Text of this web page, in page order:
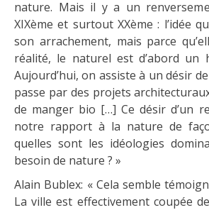
nature. Mais il y a un
XIXème et surtout XXème : l’idée
son arrachement, mais parce
réalité, le naturel est d’abord
Aujourd’hui, on assiste à un désir
passe par des projets
de manger bio […] Ce désir d’un
notre rapport à la nature de
quelles sont les idéologies
besoin de nature ? »
Alain Bublex: « Cela semble
La ville est effectivement coupée